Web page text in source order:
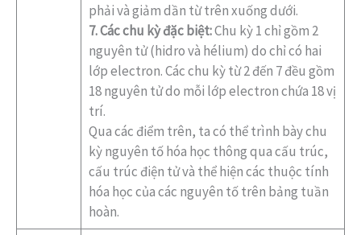
phải và giảm dần từ trên xuống dưới.
7. Các chu kỳ đặc biệt:Chu kỳ 1 chỉ gồm 2
nguyên tử (hidro và hélium) do chỉ có hai
lớp electron. Các chu kỳ từ 2 đến 7 đều gồm
18 nguyên tử do mỗi lớp electron chứa 18 vị
trí.
Qua các điểm trên, ta có thể trình bày chu
kỳ nguyên tố hóa học thông qua cấu trúc,
cấu trúc điện tử và thể hiện các thuộc tính
hóa học của các nguyên tố trên bảng tuần
hoàn.